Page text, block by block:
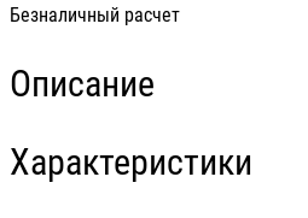
Безналичный расчет
Описание
Характеристики